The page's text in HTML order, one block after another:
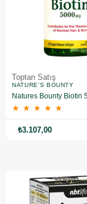
Toptan Satış
NATURE'S BOUNTY
★ ★ ★ ★ ★
₺3.107,00